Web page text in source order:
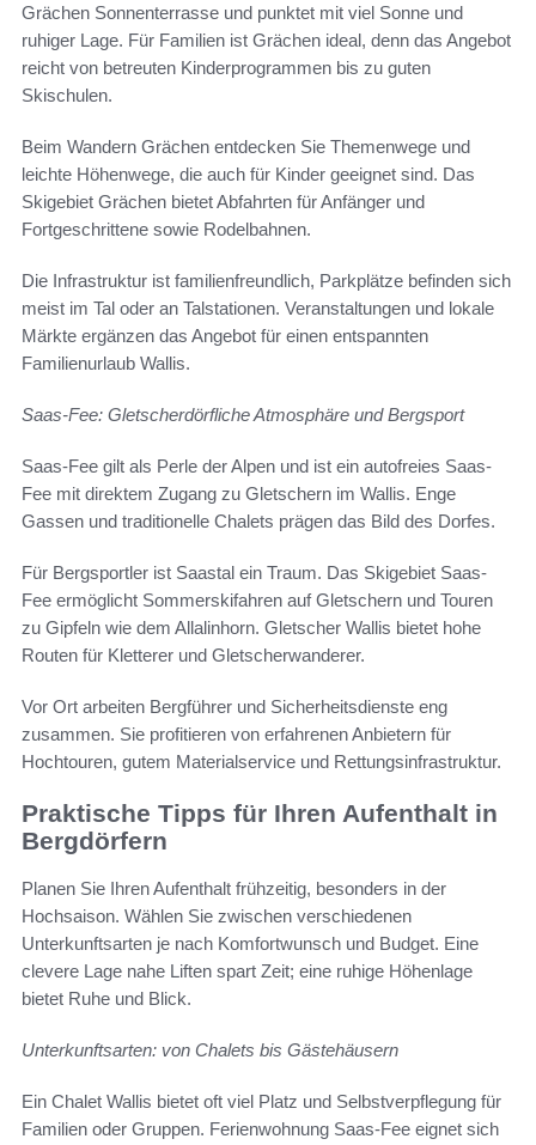
Grächen Sonnenterrasse und punktet mit viel Sonne und
ruhiger Lage. Für Familien ist Grächen ideal, denn das Angebot
reicht von betreuten Kinderprogrammen bis zu guten
Skischulen.
Beim Wandern Grächen entdecken Sie Themenwege und
leichte Höhenwege, die auch für Kinder geeignet sind. Das
Skigebiet Grächen bietet Abfahrten für Anfänger und
Fortgeschrittene sowie Rodelbahnen.
Die Infrastruktur ist familienfreundlich, Parkplätze befinden sich
meist im Tal oder an Talstationen. Veranstaltungen und lokale
Märkte ergänzen das Angebot für einen entspannten
Familienurlaub Wallis.
Saas-Fee: Gletscherdörfliche Atmosphäre und Bergsport
Saas-Fee gilt als Perle der Alpen und ist ein autofreies Saas-
Fee mit direktem Zugang zu Gletschern im Wallis. Enge
Gassen und traditionelle Chalets prägen das Bild des Dorfes.
Für Bergsportler ist Saastal ein Traum. Das Skigebiet Saas-
Fee ermöglicht Sommerskifahren auf Gletschern und Touren
zu Gipfeln wie dem Allalinhorn. Gletscher Wallis bietet hohe
Routen für Kletterer und Gletscherwanderer.
Vor Ort arbeiten Bergführer und Sicherheitsdienste eng
zusammen. Sie profitieren von erfahrenen Anbietern für
Hochtouren, gutem Materialservice und Rettungsinfrastruktur.
Praktische Tipps für Ihren Aufenthalt in
Bergdörfern
Planen Sie Ihren Aufenthalt frühzeitig, besonders in der
Hochsaison. Wählen Sie zwischen verschiedenen
Unterkunftsarten je nach Komfortwunsch und Budget. Eine
clevere Lage nahe Liften spart Zeit; eine ruhige Höhenlage
bietet Ruhe und Blick.
Unterkunftsarten: von Chalets bis Gästehäusern
Ein Chalet Wallis bietet oft viel Platz und Selbstverpflegung für
Familien oder Gruppen. Ferienwohnung Saas-Fee eignet sich